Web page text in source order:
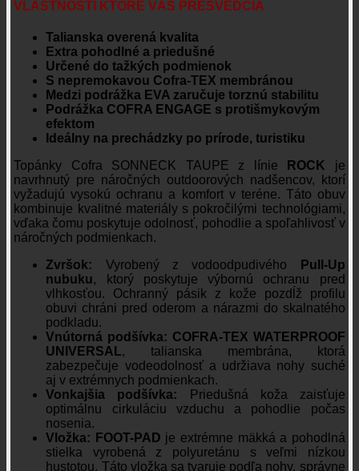
VLASTNOSTI KTORÉ VÁS PRESVEDČIA
Talianska overená kvalita
Extra pohodlné a priedušné
Určené do tažkých podmienok
S nepremokavou Cofra-TEX membránou
Medzi podrážka EVA zaručuje torznú stabilitu
Podrážka COFRA ENGAGE s protišmykovým
efektom
Ideálny na prechádzky po prírode, turistiku
Topánky Cofra SONNECK TAUPE z línie
ROCK je
navrhnutý pre náročných outdoorových nadšencov, ktorí
vyžadujú vysokú ochranu a komfort v teréne. Táto obuv
kombinuje kvalitné materiály s pokročilými technológiami,
vďaka čomu poskytuje odolnosť, pohodlie a spoľahlivosť v
náročných podmienkach.
Zvršok: Vyrobený z vodoodpudivého
Pull-Up
nubuku, ktorý poskytuje výbornú ochranu pred
vlhkosťou. Ochranný pásik z kože pozdĺž profilu
obuvi chráni pred oderom a nárazmi do skalnatého
podkladu.
Vnútorná podšívka: COFRA-TEX WATERPROOF
UNIVERSAL, talianska membrána, ktorá
zabezpečuje vodeodolnosť a udržiava nohy suché
aj v extrémnych podmienkach.
Vonkajšia podšívka: Priedušná koža zaisťuje
optimálnu cirkuláciu vzduchu a pohodlie počas
nosenia.
Vložka: FOOT-PAD je extrémne mäkká a pohodlná
stielka vyrobená z polyuretánu s veľmi nízkou
hustotou. Táto vložka sa tvaruje podľa nohy, správne